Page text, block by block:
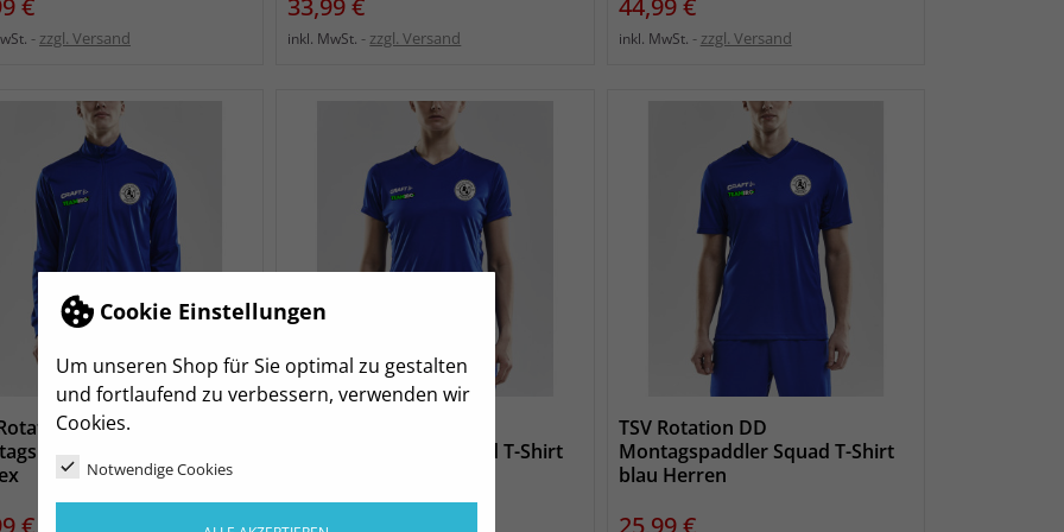
Cookie Einstellungen
Um unseren Shop für Sie optimal zu gestalten
und fortlaufend zu verbessern, verwenden wir
Cookies.
Notwendige Cookies
€
zzgl. Versand
33,99 €
inkl. MwSt. zzgl. Versand
44,99 €
inkl. MwSt. zzgl. Versand
DD
Progress Jacket
€
Montagspaddler Squad T-Shirt
Preis
25,99 €
TSV Rotation DD
Montagspaddler Squad T-Shirt
blau Herren
Preis
25,99 €